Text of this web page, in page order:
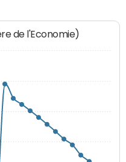
de l'Economie)